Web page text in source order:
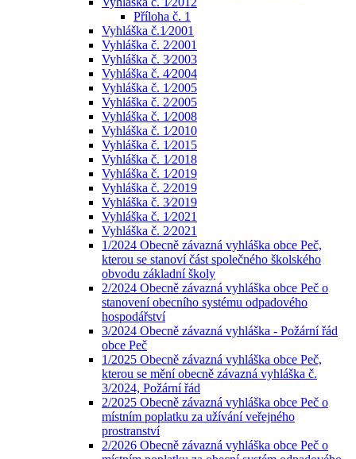
Příloha č. 1
Vyhláška č.1⁄2001
Vyhláška č. 2⁄2001
Vyhláška č. 3⁄2003
Vyhláška č. 4⁄2004
Vyhláška č. 1⁄2005
Vyhláška č. 2⁄2005
Vyhláška č. 1⁄2008
Vyhláška č. 1⁄2010
Vyhláška č. 1⁄2015
Vyhláška č. 1⁄2018
Vyhláška č. 1⁄2019
Vyhláška č. 2⁄2019
Vyhláška č. 3⁄2019
Vyhláška č. 1⁄2021
Vyhláška č. 2⁄2021
1/2024 Obecně závazná vyhláška obce Peč,
kterou se stanoví část společného školského
obvodu základní školy
2/2024 Obecně závazná vyhláška obce Peč o
stanovení obecního systému odpadového
hospodářství
3/2024 Obecně závazná vyhláška - Požární řád
obce Peč
1/2025 Obecně závazná vyhláška obce Peč,
kterou se mění obecně závazná vyhláška č.
3/2024, Požární řád
2/2025 Obecně závazná vyhláška obce Peč o
místním poplatku za užívání veřejného
prostranství
2/2026 Obecně závazná vyhláška obce Peč o